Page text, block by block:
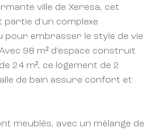
ville de Xeresa, cet
d'un complexe
pour embrasser le style de vie
98 m² d'espace construit
24 m², ce logement de 2
de bain assure confort et
meublés, avec un mélange de